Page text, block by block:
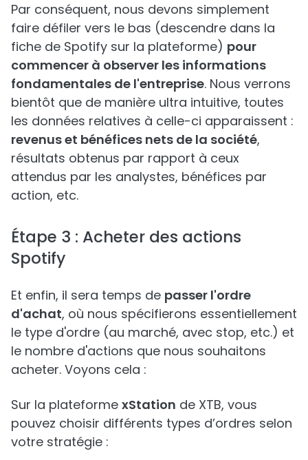
Par conséquent, nous devons simplement
faire défiler vers le bas (descendre dans la
fiche de Spotify sur la plateforme) pour
commencer à observer les informations
fondamentales de l'entreprise. Nous verrons
bientôt que de manière ultra intuitive, toutes
les données relatives à celle-ci apparaissent :
revenus et bénéfices nets de la société,
résultats obtenus par rapport à ceux
attendus par les analystes, bénéfices par
action, etc.
Étape 3 : Acheter des actions
Spotify
Et enfin, il sera temps de passer l'ordre
d'achat, où nous spécifierons essentiellement
le type d'ordre (au marché, avec stop, etc.) et
le nombre d'actions que nous souhaitons
acheter. Voyons cela :
Sur la plateforme xStation de XTB, vous
pouvez choisir différents types d’ordres selon
votre stratégie :